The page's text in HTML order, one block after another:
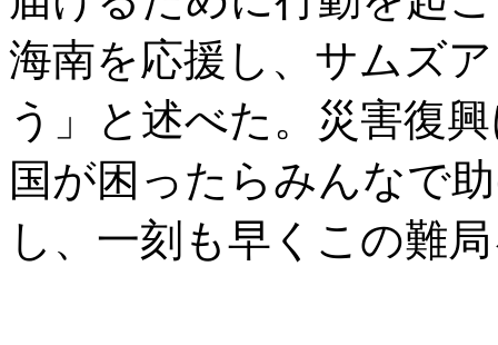
海南を応援し、サムズ
う」と述べた。災害復
国が困ったらみんなで
し、一刻も早くこの難